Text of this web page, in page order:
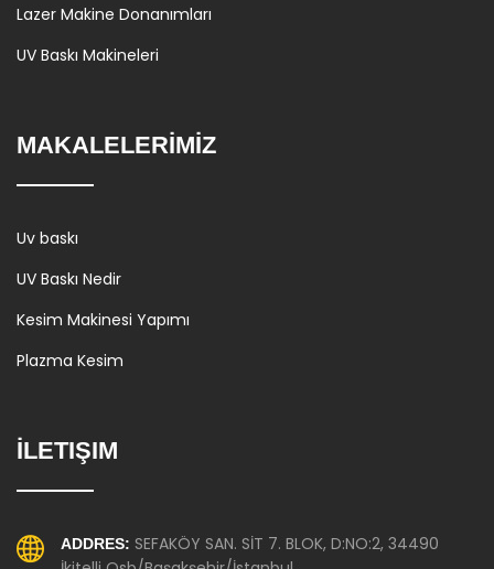
Lazer Makine Donanımları
UV Baskı Makineleri
MAKALELERİMİZ
Uv baskı
UV Baskı Nedir
Kesim Makinesi Yapımı
Plazma Kesim
İLETIŞIM
ADDRES: SEFAKÖY SAN. SİT 7. BLOK, D:NO:2, 34490